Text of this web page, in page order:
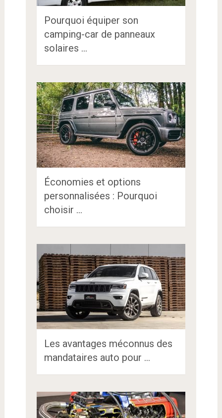
Pourquoi équiper son
camping-car de panneaux
solaires …
Économies et options
personnalisées : Pourquoi
choisir …
Les avantages méconnus des
mandataires auto pour …